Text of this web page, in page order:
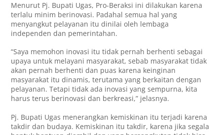
Menurut Pj. Bupati Ugas, Pro-Beraksi ini dilakukan karena
terlalu minim berinovasi. Padahal semua hal yang
menyangkut pelayanan itu dinilai oleh lembaga
independen dan pemerintahan.
“Saya memohon inovasi itu tidak pernah berhenti sebagai
upaya untuk melayani masyarakat, sebab masyarakat tidak
akan pernah berhenti dan puas karena keinginan
masyarakat itu dinamis, terutama yang berkaitan dengan
pelayanan. Tetapi tidak ada inovasi yang sempurna, kita
harus terus berinovasi dan berkreasi,” jelasnya.
Pj. Bupati Ugas menerangkan kemiskinan itu terjadi karena
takdir dan budaya. Kemiskinan itu takdir, karena jika segala